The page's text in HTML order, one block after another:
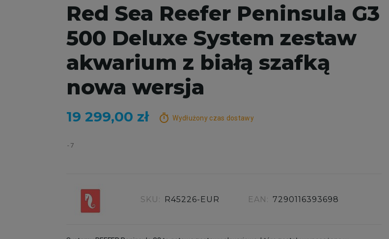
Red Sea Reefer Peninsula G3
500 Deluxe System zestaw
akwarium z białą szafką
nowa wersja
19 299,00 zł timer Wydłużony czas dostawy
7
SKU: R45226-EUR EAN: 7290116393698